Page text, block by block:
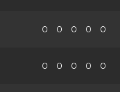
0 0 0 0 0
0 0 0 0 0